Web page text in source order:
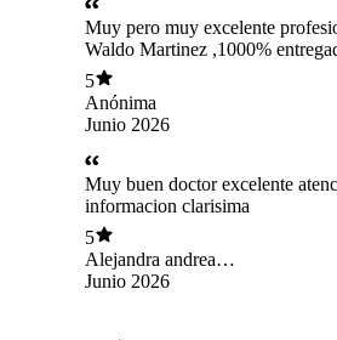
Muy pero muy excelente
Waldo Martinez ,1000%
pacientes ,te explica te ayuda a
siempre recomendado todos los
,muchas gracias por todo doctor
excelente profesional saludos ...
5
Anónima
Junio 2026
Muy buen doctor excelente
informacion clarisima
5
Alejandra andrea
venegas martinez
Junio 2026